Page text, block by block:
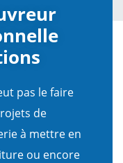
pas le faire
de
à mettre en
ou encore